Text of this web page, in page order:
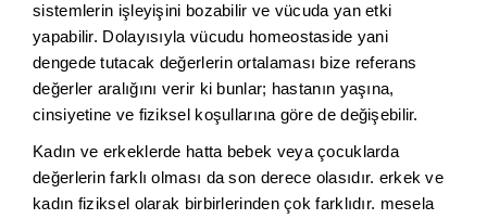
sistemlerin işleyişini bozabilir ve vücuda yan etki
yapabilir. Dolayısıyla vücudu homeostaside yani
dengede tutacak değerlerin ortalaması bize referans
değerler aralığını verir ki bunlar; hastanın yaşına,
cinsiyetine ve fiziksel koşullarına göre de değişebilir.
Kadın ve erkeklerde hatta bebek veya çocuklarda
değerlerin farklı olması da son derece olasıdır. erkek ve
kadın fiziksel olarak birbirlerinden çok farklıdır. mesela